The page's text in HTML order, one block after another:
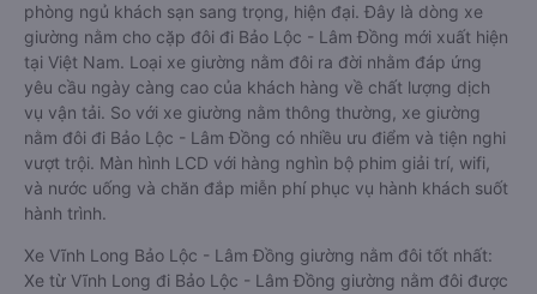
phòng ngủ khách sạn sang trọng, hiện đại. Đây là dòng xe
giường nằm cho cặp đôi đi Bảo Lộc - Lâm Đồng mới xuất hiện
tại Việt Nam. Loại xe giường nằm đôi ra đời nhằm đáp ứng
yêu cầu ngày càng cao của khách hàng về chất lượng dịch
vụ vận tải. So với xe giường nằm thông thường, xe giường
nằm đôi đi Bảo Lộc - Lâm Đồng có nhiều ưu điểm và tiện nghi
vượt trội. Màn hình LCD với hàng nghìn bộ phim giải trí, wifi,
và nước uống và chăn đắp miễn phí phục vụ hành khách suốt
hành trình.
Xe Vĩnh Long Bảo Lộc - Lâm Đồng giường nằm đôi tốt nhất:
Xe từ Vĩnh Long đi Bảo Lộc - Lâm Đồng giường nằm đôi được